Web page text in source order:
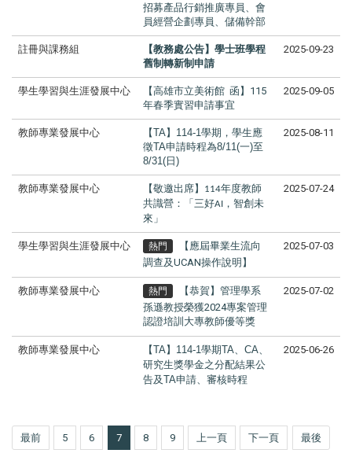
招募產品行銷推廣專員、會
員經營企劃專員、儲備幹部
註冊與課務組
【教務處公告】學士班學程
舊制轉新制 申請
2025-09-23
學生學習與生涯發展中心
【高雄市立美術館 函】115
年春季實習申請事宜
2025-09-05
教師專業發展中心
【TA】114-1學期，學生應
徵TA申請時程為8/11(一)至
8/31(日)
2025-08-11
教師專業發展中心 【敬邀出席】 114年度教師
共識營：「三好AI ，智創未
來」
2025-07-24
學生學習與生涯發展中心 熱門
【應屆畢業生流向
調查及UCAN操作說明】
2025-07-03
教師專業發展中心 熱門
【恭賀】管理學系
孫遜教授榮獲2024專案管理
認證培訓大專教師優等獎
2025-07-02
教師專業發展中心
【TA】114-1學期TA、CA、
研究生獎學金之分配結果公
告及TA申請、審核時程
2025-06-26
最前 5 6 7 8 9 上一頁 下一頁 最後